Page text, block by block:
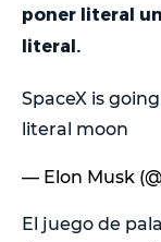
poner literal
literal.
SpaceX is
literal moon
— Elon Musk
El juego de